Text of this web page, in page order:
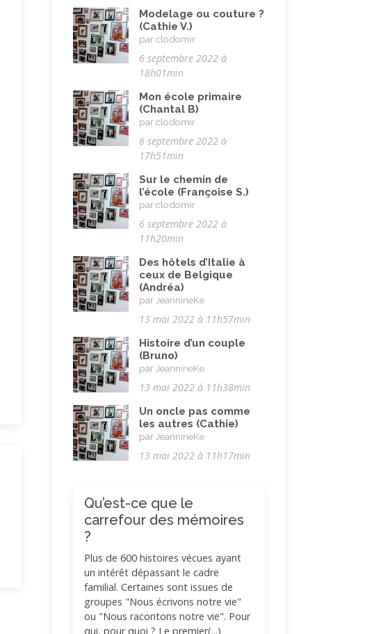
Modelage ou couture ?
(Cathie V.)
par clodomir
6 septembre 2022 à
18h01min
Mon école primaire
(Chantal B)
par clodomir
6 septembre 2022 à
17h51min
Sur le chemin de
l’école (Françoise S.)
par clodomir
6 septembre 2022 à
11h20min
Des hôtels d’Italie à
ceux de Belgique
(Andréa)
par JeannineKe
13 mai 2022 à 11h57min
Histoire d’un couple
(Bruno)
par JeannineKe
13 mai 2022 à 11h38min
Un oncle pas comme
les autres (Cathie)
par JeannineKe
13 mai 2022 à 11h17min
Qu’est-ce que le
carrefour des mémoires
?
Plus de 600 histoires vécues ayant
un intérêt dépassant le cadre
familial. Certaines sont issues de
groupes "Nous écrivons notre vie"
ou "Nous racontons notre vie". Pour
qui, pour quoi ? Le premier(...)